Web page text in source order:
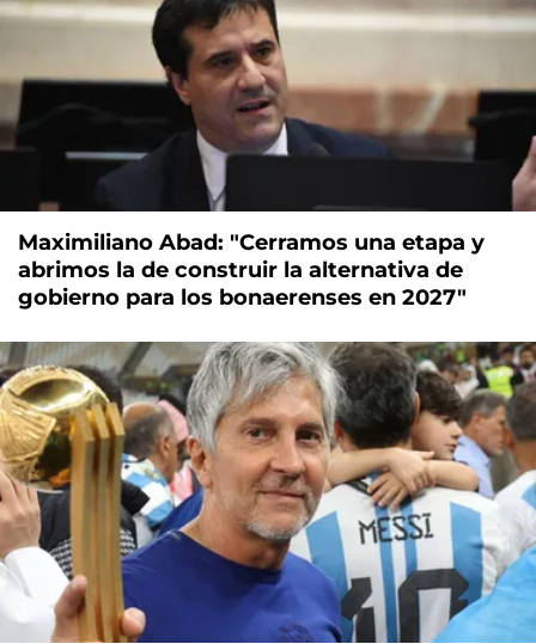
Maximiliano Abad: "Cerramos una etapa y
abrimos la de construir la alternativa de
gobierno para los bonaerenses en 2027"